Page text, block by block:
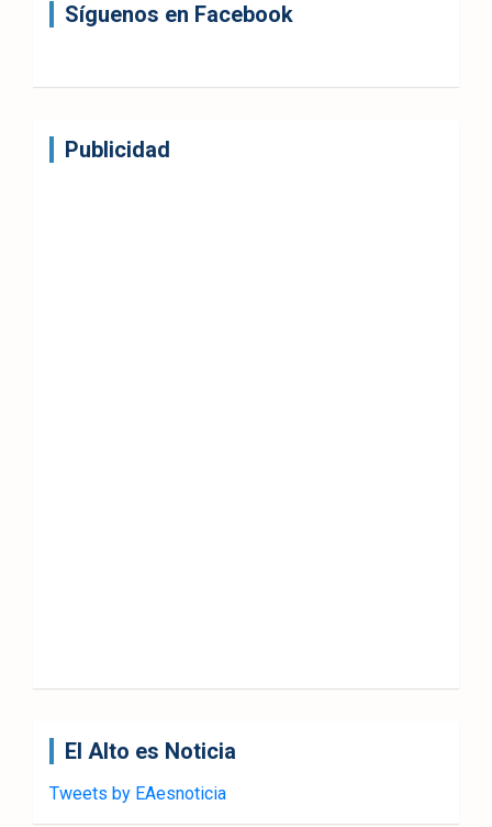
Síguenos en Facebook
Publicidad
El Alto es Noticia
Tweets by EAesnoticia